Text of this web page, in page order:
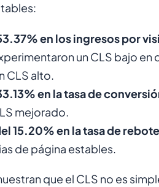
en los ingresos por
un CLS bajo
CLS alto.
en la tasa de
mejorado.
15.20% en la tasa de rebote
de página estables.
que el CLS no es